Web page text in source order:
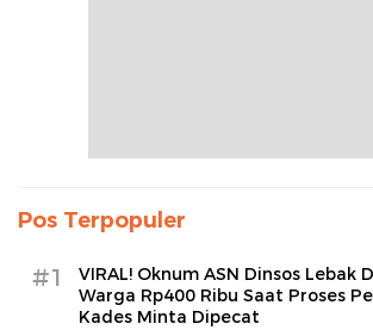
Pos Terpopuler
#1
VIRAL! Oknum ASN Dinsos Lebak
Warga Rp400 Ribu Saat Proses
Kades Minta Dipecat